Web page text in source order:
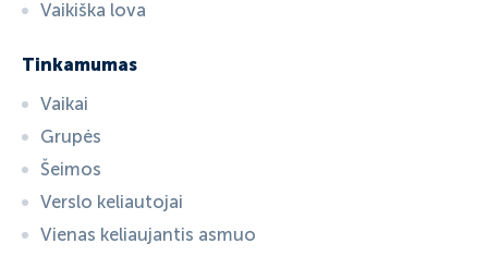
Vaikiška lova
Tinkamumas
Vaikai
Grupės
Šeimos
Verslo keliautojai
Vienas keliaujantis asmuo